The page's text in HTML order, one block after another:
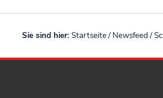
Sie sind hier: Startseite/ Newsfeed/